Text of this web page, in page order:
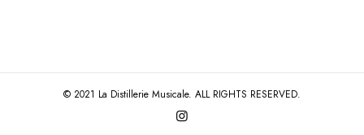
© 2021 La Distillerie Musicale. ALL RIGHTS RESERVED.